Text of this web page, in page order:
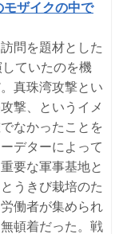
ザイクの中で
問を題材とした
ていたのを機
真珠湾攻撃とい
撃、というイメ
なかったことを
デターによって
要な軍事基地と
うきび栽培のた
働者が集められ
頓着だった。戦